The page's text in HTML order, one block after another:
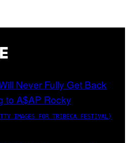
IMAGES FOR TRIBECA FESTIVAL)